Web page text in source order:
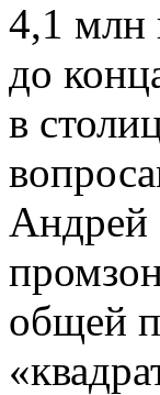
4,1 млн
до
в
Андрей
общей